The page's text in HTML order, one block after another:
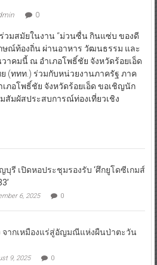
0
มสมัยในงาน “ม่วนซื่น กินแซ่บ ของดี
ษณ์ท้องถิ่น ผ่านอาหาร วัฒนธรรม และ
าคมนี้ ณ อำเภอโพธิ์ชัย จังหวัดร้อยเอ็ด
ย (ททท.) ร่วมกับหน่วยงานภาครัฐ ภาค
ภอโพธิ์ชัย จังหวัดร้อยเอ็ด ขอเชิญนัก
สัมผัสประสบการณ์ท่องเที่ยวเชิง
บุรี เปิดหอประชุมรองรับ ‘ศึกยูโดซีเกมส์
6, 2025 0
จากเหมืองแร่สู่อัญมณีแห่งผืนป่าตะวัน
9, 2025 0